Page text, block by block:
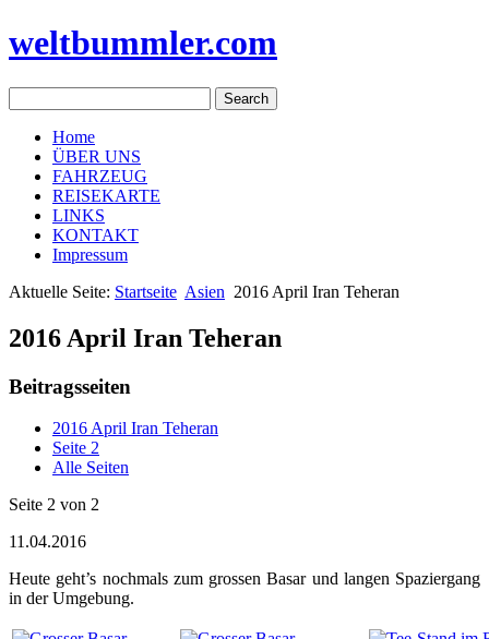
weltbummler.com
Home
ÜBER UNS
FAHRZEUG
REISEKARTE
LINKS
KONTAKT
Impressum
Aktuelle Seite: Startseite Asien 2016 April Iran Teheran
2016 April Iran Teheran
Beitragsseiten
2016 April Iran Teheran
Seite 2
Alle Seiten
Seite 2 von 2
11.04.2016
Heute geht’s nochmals zum grossen Basar und langen Spaziergang
in der Umgebung.